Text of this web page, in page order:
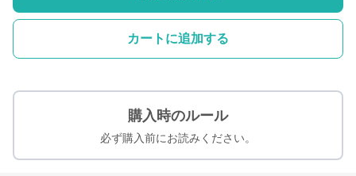
カートに追加する
購入時のルール
必ず購入前にお読みください。